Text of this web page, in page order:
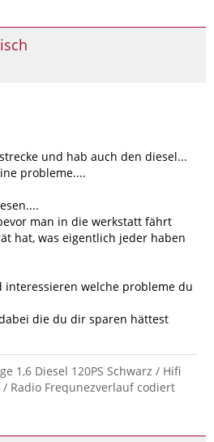
und hab auch den diesel...
probleme....
man in die werkstatt fährt
hat, was eigentlich jeder haben
welche probleme du
die du dir sparen hättest
1,6 Diesel 120PS Schwarz / Hifi
Radio Frequnezverlauf codiert